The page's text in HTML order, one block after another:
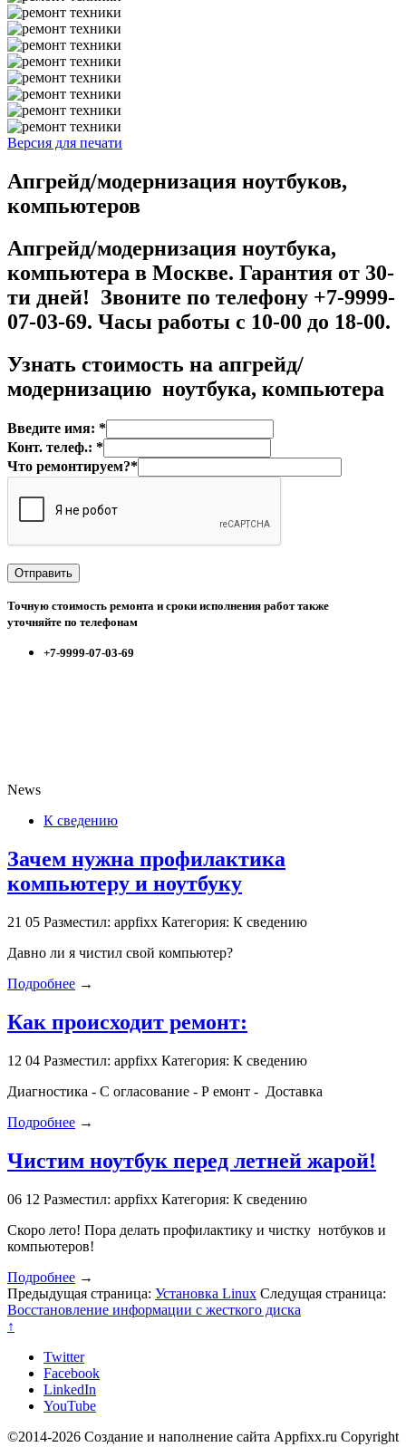
Версия для печати
Апгрейд/модернизация ноутбуков,
компьютеров
Апгрейд/модернизация ноутбука,
компьютера в Москве. Гарантия от 30-
ти дней! Звоните по телефону +7-9999-
07-03-69. Часы работы с 10-00 до 18-00.
Узнать стоимость на апгрейд/
модернизацию ноутбука, компьютера
Введите имя: *
Конт. телеф.: *
Что ремонтируем?*
Точную стоимость ремонта и сроки исполнения работ также
уточняйте по телефонам
+7-9999-07-03-69
News
К сведению
Зачем нужна профилактика
компьютеру и ноутбуку
21 05 Разместил: appfixx Категория: К сведению
Давно ли я чистил свой компьютер?
Подробнее →
Как происходит ремонт:
12 04 Разместил: appfixx Категория: К сведению
Диагностика - С огласование - Р емонт - Доставка
Подробнее →
Чистим ноутбук перед летней жарой!
06 12 Разместил: appfixx Категория: К сведению
Скоро лето! Пора делать профилактику и чистку нотбуков и
компьютеров!
Подробнее →
Предыдущая страница: Установка Linux Следущая страница:
Восстановление информации с жесткого диска
↑
Twitter
Facebook
LinkedIn
YouTube
©2014-2026 Создание и наполнение сайта Appfixx.ru Copyright